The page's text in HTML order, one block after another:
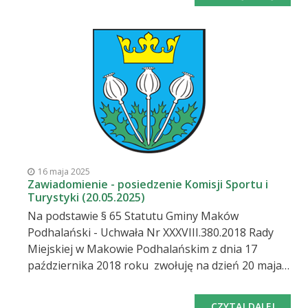
przyjęcia „Oceny zasobów pomocy społecznej za
Dorota Kaczmarczyk Na podstawie art.25 ust.3
ustawy z dnia 08 marca 1990r. o samorządzie
gminnym, tekst jednolity ( tekst jedn. Dz. U z 2024 r.
poz 1465) pracodawca obowiązany jest zwolnić
radnego od pracy zawodowej w celu umożliwienia
mu brania udziału w pracach organów gminy.
16 maja 2025
Zawiadomienie - posiedzenie Komisji Sportu i
Turystyki (20.05.2025)
Na podstawie § 65 Statutu Gminy Maków
Podhalański - Uchwała Nr XXXVIII.380.2018 Rady
Miejskiej w Makowie Podhalańskim z dnia 17
października 2018 roku zwołuję na dzień 20 maja
Sportu i Turystyki w Makowie Podhalańskim,